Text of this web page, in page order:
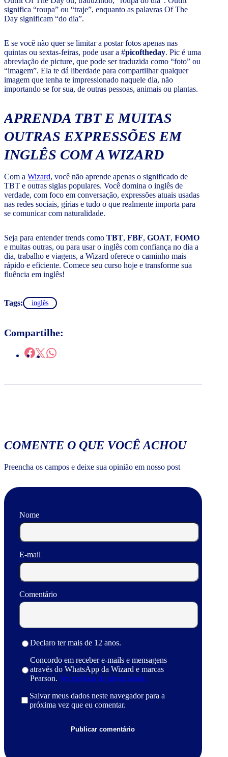
significa “roupa” ou “traje”, enquanto as palavras Of The
Day significam “do dia”.
E se você não quer se limitar a postar fotos apenas nas
quintas ou sextas-feiras, pode usar a #picoftheday. Pic é uma
abreviação de picture, que pode ser traduzida como “foto” ou
“imagem”. Ela te dá liberdade para compartilhar qualquer
imagem que tenha te impressionado naquele dia, não
importando se for sua, de outras pessoas, animais ou plantas.
APRENDA TBT E MUITAS
OUTRAS EXPRESSÕES EM
INGLÊS COM A WIZARD
Com a Wizard, você não aprende apenas o significado de
TBT e outras siglas populares. Você domina o inglês de
verdade, com foco em conversação, expressões atuais usadas
nas redes sociais, gírias e tudo o que realmente importa para
se comunicar com naturalidade.
Seja para entender trends como TBT, FBF, GOAT, FOMO
e muitas outras, ou para usar o inglês com confiança no dia a
dia, trabalho e viagens, a Wizard oferece o caminho mais
rápido e eficiente. Comece seu curso hoje e transforme sua
fluência em inglês!
Tags: inglês
Compartilhe:
COMENTE O QUE VOCÊ ACHOU
Preencha os campos e deixe sua opinião em nosso post
Nome
E-mail
Comentário
Declaro ter mais de 12 anos.
Concordo em receber e-mails e mensagens
através do WhatsApp da Wizard e marcas
Pearson. Ver política de privacidade.
Salvar meus dados neste navegador para a
próxima vez que eu comentar.